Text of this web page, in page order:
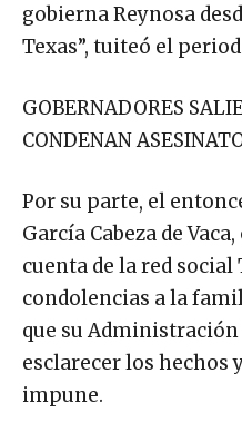
gobierna Reynosa
Texas”, tuiteó el
GOBERNADORES
CONDENAN
Por su parte, el
García Cabeza de
cuenta de la red social
condolencias a la
que su
esclarecer los hechos
impune.